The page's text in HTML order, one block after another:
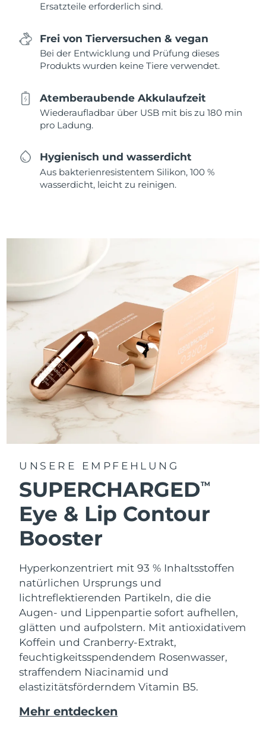
Ersatzteile erforderlich sind.
Frei von Tierversuchen & vegan
Bei der Entwicklung und Prüfung dieses
Produkts wurden keine Tiere verwendet.
Atemberaubende Akkulaufzeit
Wiederaufladbar über USB mit bis zu 180 min
pro Ladung.
Hygienisch und wasserdicht
Aus bakterienresistentem Silikon, 100 %
wasserdicht, leicht zu reinigen.
UNSERE EMPFEHLUNG
SUPERCHARGEDTM
Eye & Lip Contour
Booster
Hyperkonzentriert mit 93 % Inhaltsstoffen
natürlichen Ursprungs und
lichtreflektierenden Partikeln, die die
Augen- und Lippenpartie sofort aufhellen,
glätten und aufpolstern. Mit antioxidativem
Koffein und Cranberry-Extrakt,
feuchtigkeitsspendendem Rosenwasser,
straffendem Niacinamid und
elastizitätsförderndem Vitamin B5.
Mehr entdecken